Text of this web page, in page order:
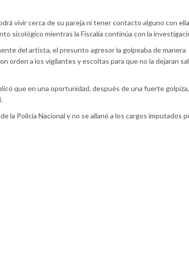
vivir cerca de su pareja ni tener contacto alguno con
sicológico mientras la Fiscalía continúa con la
del artista, el presunto agresor la golpeaba de manera
orden a los vigilantes y escoltas para que no la dejaran
que en una oportunidad, después de una fuerte
la Policía Nacional y no se allanó a los cargos imputados